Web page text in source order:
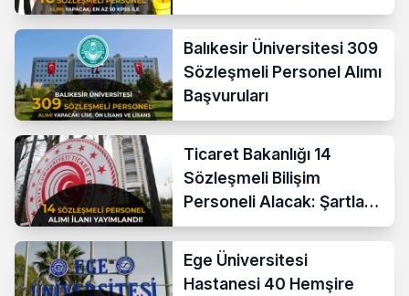
Balıkesir Üniversitesi 309
Sözleşmeli Personel Alımı
Başvuruları
Ticaret Bakanlığı 14
Sözleşmeli Bilişim
Personeli Alacak: Şartlar
ve Ücretler
Ege Üniversitesi
Hastanesi 40 Hemşire